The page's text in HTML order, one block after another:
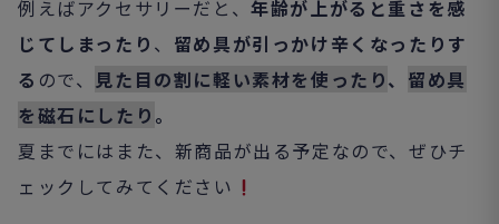
例えばアクセサリーだと、年齢が上がると重さを感
じてしまったり 、 留め具が引っかけ辛くなったりす
る ので、 見た目の割に軽い素材を使ったり、 留め具
を磁石にしたり 。
夏までにはまた、新商品が出る予定なので、ぜひチ
ェックしてみてください